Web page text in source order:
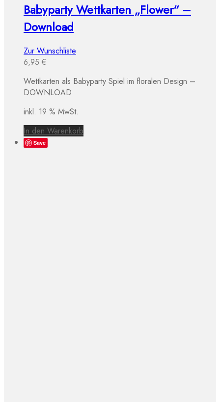
Babyparty Wettkarten „Flower“ –
Download
Zur Wunschliste
6,95 €
Wettkarten als Babyparty Spiel im floralen Design –
DOWNLOAD
inkl. 19 % MwSt.
In den Warenkorb
Save